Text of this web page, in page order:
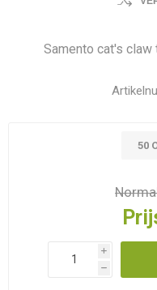
Samento cat's claw
50
i
h